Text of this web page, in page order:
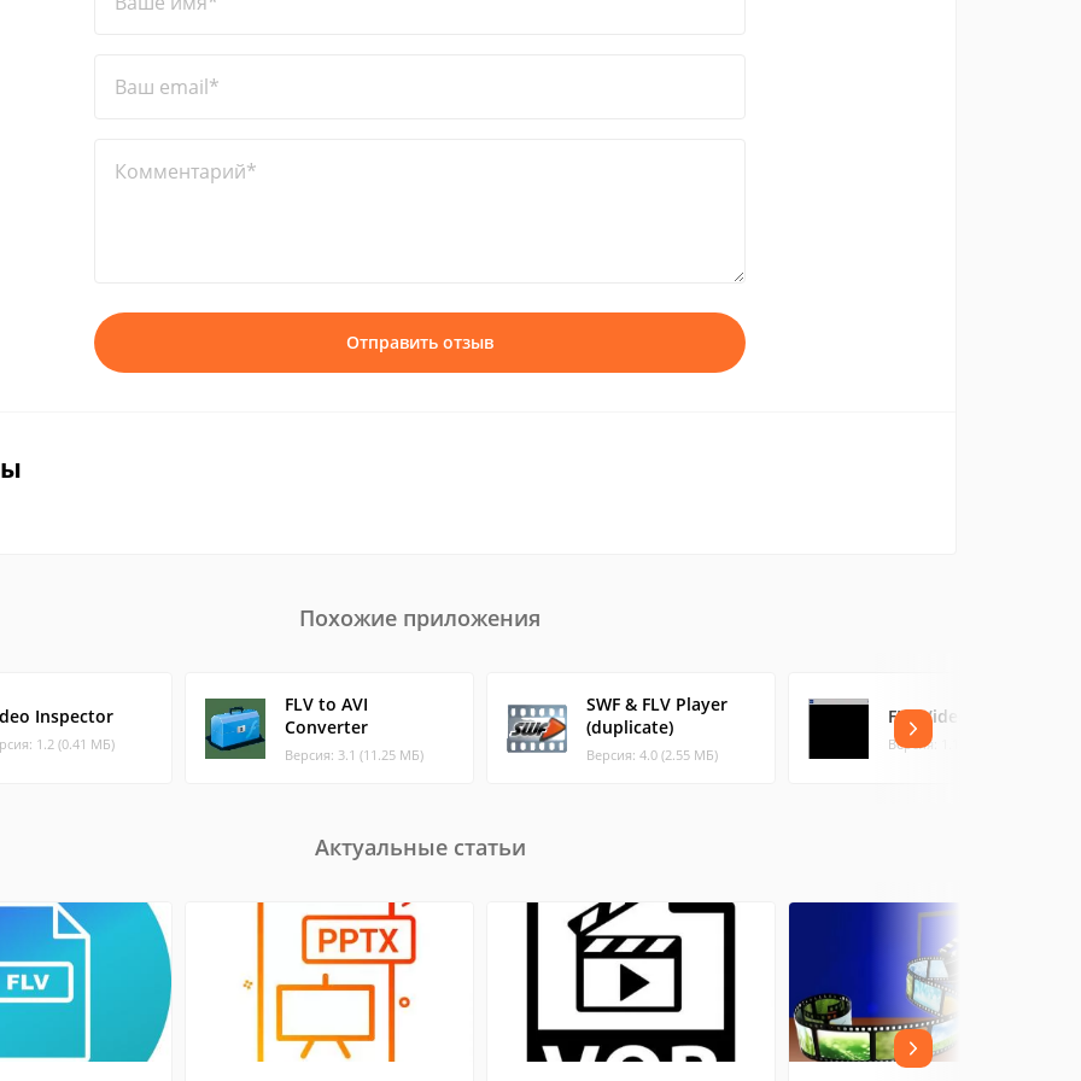
Ваш email*
Комментарий*
Отправить отзыв
Похожие приложения
Inspector
1.2 (0.41 МБ)
FLV to AVI
Converter
Версия: 3.1 (11.25 МБ)
SWF & FLV Player
(duplicate)
Версия: 4.0 (2.55 МБ)
FLV Video Player
Версия: 1.1 (1.39 МБ)
Актуальные статьи